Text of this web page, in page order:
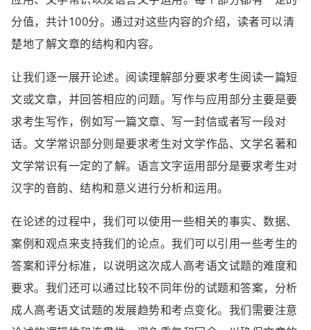
分值，共计100分。通过对这些内容的介绍，读者可以清
楚地了解文章的结构和内容。
让我们逐一展开论述。阅读理解部分要求考生阅读一篇短
文或文章，并回答相应的问题。写作与应用部分主要是要
求考生写作，例如写一篇文章、写一封信或者写一段对
话。文学常识部分则是要求考生对文学作品、文学名著和
文学常识有一定的了解。语言文字运用部分是要求考生对
汉字的音韵、结构和意义进行分析和运用。
在论述的过程中，我们可以使用一些相关的事实、数据、
案例和观点来支持我们的论点。我们可以引用一些考生的
答案和评分标准，以说明这次成人高考语文试题的难度和
要求。我们还可以通过比较不同年份的试题和答案，分析
成人高考语文试题的发展趋势和考点变化。我们需要注意